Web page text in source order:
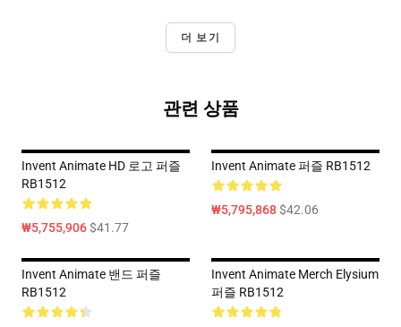
더 보기
관련 상품
Invent Animate HD 로고 퍼즐
RB1512
₩5,755,906$41.77
Invent Animate 퍼즐 RB1512
₩5,795,868$42.06
Invent Animate 밴드 퍼즐
RB1512
Invent Animate Merch Elysium
퍼즐 RB1512